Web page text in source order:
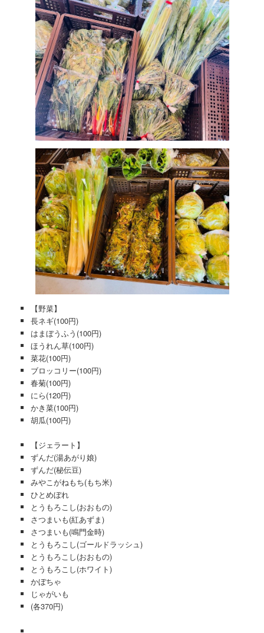
【野菜】
長ネギ(100円)
はまぼうふう(100円)
ほうれん草(100円)
菜花(100円)
ブロッコリー(100円)
春菊(100円)
にら(120円)
かき菜(100円)
胡瓜(100円)
【ジェラート】
ずんだ(湯あがり娘)
ずんだ(秘伝豆)
みやこがねもち(もち米)
ひとめぼれ
とうもろこし(おおもの)
さつまいも(紅あずま)
さつまいも(鳴門金時)
とうもろこし(ゴールドラッシュ)
とうもろこし(おおもの)
とうもろこし(ホワイト)
かぼちゃ
じゃがいも
(各370円)